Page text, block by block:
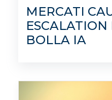
MERCATI
BOLLA IA